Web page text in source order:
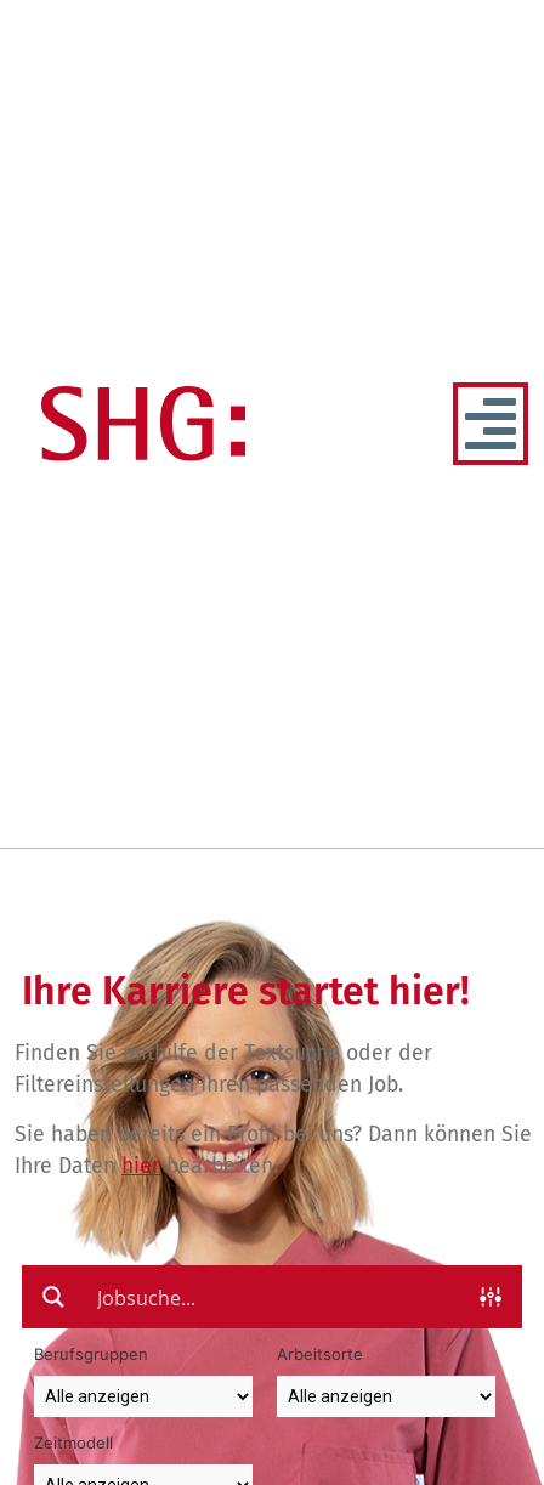
Ihre Karriere startet hier!
Finden Sie mithilfe der Textsuche oder der
Filtereinstellungen Ihren passenden Job.
Sie haben bereits ein Profil bei uns? Dann können Sie
Ihre Datenhierbearbeiten.
Berufsgruppen Arbeitsorte
Zeitmodell